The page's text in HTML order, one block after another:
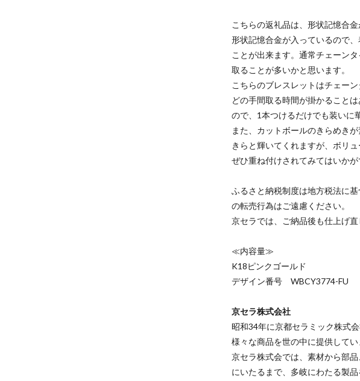
こちらの返礼品は、形状記憶合
形状記憶合金が入っているので
ことが出来ます。通常チェーン
取ることが多いかと思います。
こちらのブレスレットはチェー
どの手間取る時間が掛かること
ので、1本つけるだけでも装いに
また、カットボールのきらめき
きらと輝いてくれますが、ボリ
ぜひ重ね付けされてみてはいかが
ふるさと納税制度は地方税法に
の転売行為はご遠慮ください。
京セラでは、ご納品後も仕上げ
≪内容量≫
K18ピンクゴールド
デザイン番号 WBCY3774-FU
京セラ株式会社
昭和34年に京都セラミック株式
様々な商品を世の中に提供してい
京セラ株式会では、素材から部
にいたるまで、多岐にわたる製